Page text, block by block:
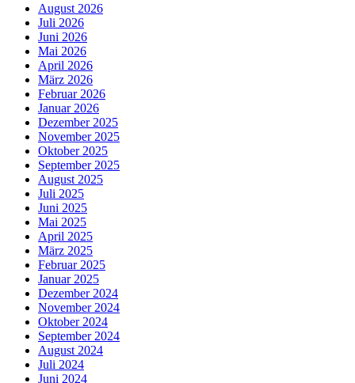
August 2026
Juli 2026
Juni 2026
Mai 2026
April 2026
März 2026
Februar 2026
Januar 2026
Dezember 2025
November 2025
Oktober 2025
September 2025
August 2025
Juli 2025
Juni 2025
Mai 2025
April 2025
März 2025
Februar 2025
Januar 2025
Dezember 2024
November 2024
Oktober 2024
September 2024
August 2024
Juli 2024
Juni 2024